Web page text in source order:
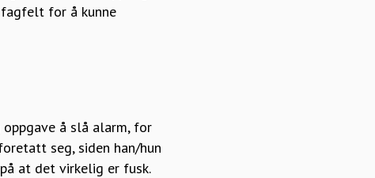
for å kunne
å slå alarm, for
seg, siden han/hun
at det virkelig er fusk.